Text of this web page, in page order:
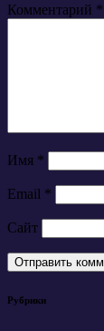
Комментарий *
Имя *
Email *
Сайт
Рубрики